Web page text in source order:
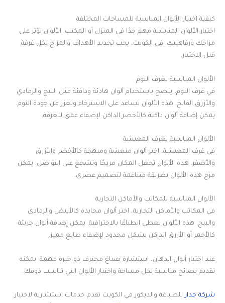
كيفية اختيار الألوان المناسبة للمساحات المختلفة
اختيار الألوان المناسبة مهم جدًا في المنزل أو المكتب. الألوان تؤثر على
مزاجك ورفاهيتك. في الكويت، يجب تحديد الأهداف والمزاج لكل غرفة
قبل الاختيار.
الألوان المناسبة لغرف النوم
في غرف النوم، ينصح باستخدام ألوان هادئة ودافئة مثل البيج والرمادي
والأزرق الفاتح. هذه الألوان تساعد على الاسترخاء وتعزز من جودة النوم.
يمكن إضافة ألوان داكنة كالأخضر الداكن لإضفاء عمق للغرفة.
الألوان المناسبة لغرف المعيشة
في غرف المعيشة، اختر ألوان منعشة ومبهجة كالأخضر والأزرق
والأصفر. هذه الألوان تجعل المكان مريحًا وتشجع على التواصل. يمكن
مزج هذه الألوان بطريقة متناغمة لتصميم عصري.
الألوان المناسبة للمكاتب والأماكن التجارية
في المكاتب والأماكن التجارية، اختر ألوان محايدة كالأبيض والرمادي
والبيج. هذه الألوان تعطي انطباعًا بالاحترافية. يمكن إضافة ألوان جريئة
كالأحمر أو الأزرق الداكن بشكل محدود لإضفاء طابع مميز.
عند اختيار ألوان الدهان، استشارة صباغ محترف ذو خبرة مهمة. يمكنه
تقديم نصائح مناسبة لكل مساحة واختيار الألوان التي تناسب ذوقك.
شركة جدار للصباغة والديكور في الكويت تقدم خدمات استشارية لاختيار